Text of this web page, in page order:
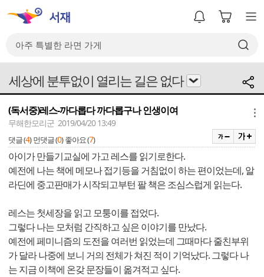
세상에 분투없이 열리는 길은 없다
(독서중)레스-까다롭다 까다롭구나 인생이여
무해한모리군 2019/04/20 13:49
댓글 (4) 먼댓글 (0) 좋아요 (7)
아이가 만들기교실에 가고 레스를 읽기로한다.
예전에 나는 책에 메모나 접기등을 거침없이 하는 편이었는데, 알
라딘에 중고판매가 시작되고부턴 팔 책은 조심스럽게 읽는다.
레스는 첫세장을 읽고 모퉁이를 접었다.
그렇다 나는 모처럼 간직하고 싶은 이야기를 만났다.
예전에 페미니즘의 도전을 여러번 읽었는데 그때마다 줄친부위
가 달라 나중에 보니 거의 전체가 쳐진 적이 기억났다. 그렇다 나
는 지금 이책에 온갖 문장들이 옮겨적고 싶다.